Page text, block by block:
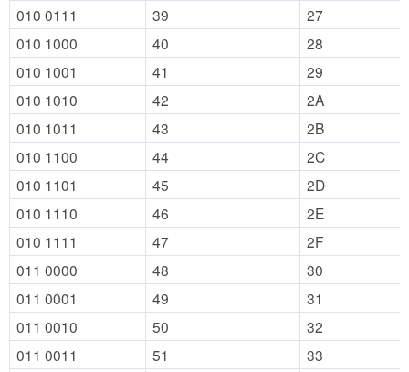
010 0111
39
27
010 1000
40
28
010 1001
41
29
010 1010
42
2A
010 1011
43
2B
010 1100
44
2C
010 1101
45
2D
010 1110
46
2E
010 1111
47
2F
011 0000
48
30
011 0001
49
31
011 0010
50
32
011 0011
51
33